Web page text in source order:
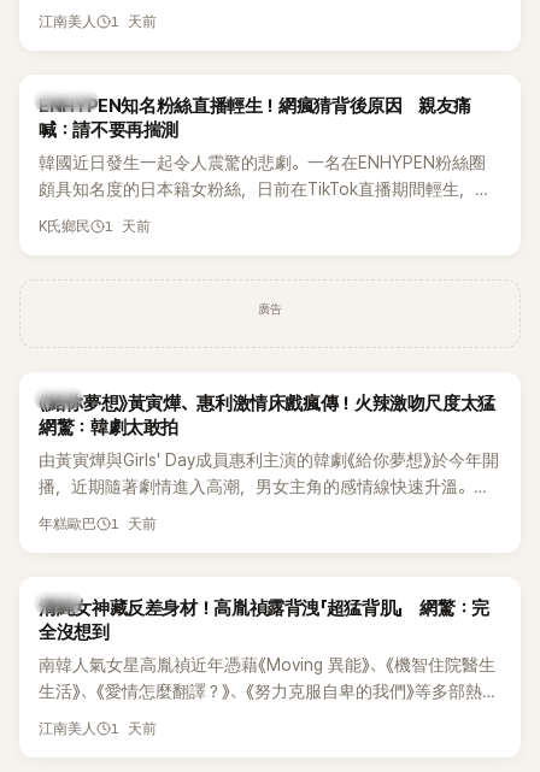
國演藝圈公認的模範夫妻。近日，星首度公開當年決定嫁給
江南美人 1 天前
K-POP
ENHYPEN知名粉絲直播輕生！網瘋猜背後原因 親友痛
喊：請不要再揣測
韓國近日發生一起令人震驚的悲劇。一名在ENHYPEN粉絲圈
頗具知名度的日本籍女粉絲，日前在TikTok直播期間輕生，最
終不幸身亡，消息曝光後震驚韓網，也讓不少粉絲湧入社群平
K氏鄉民 1 天前
廣告
韓劇
《給你夢想》黃寅燁、惠利激情床戲瘋傳！火辣激吻尺度太猛
網驚：韓劇太敢拍
由黃寅燁與Girls' Day成員惠利主演的韓劇《給你夢想》於今年開
播，近期隨著劇情進入高潮，男女主角的感情線快速升溫。最
新播出的第8集不僅上演火辣吻戲，更接連出現床戲橋段，讓
年糕歐巴 1 天前
韓星
清純女神藏反差身材！高胤禎露背洩「超猛背肌」 網驚：完
全沒想到
南韓人氣女星高胤禎近年憑藉《Moving 異能》、《機智住院醫生
生活》、《愛情怎麼翻譯？》、《努力克服自卑的我們》等多部熱門
作品，躍升為韓劇新一代女神代表，不僅演技備受肯定，精緻
江南美人 1 天前